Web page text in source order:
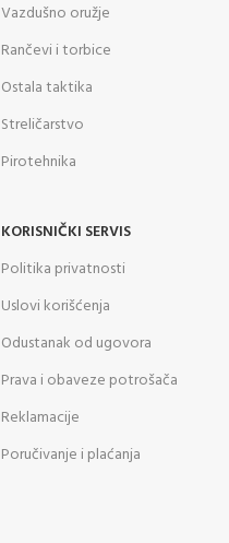
Vazdušno oružje
Rančevi i torbice
Ostala taktika
Streličarstvo
Pirotehnika
KORISNIČKI SERVIS
Politika privatnosti
Uslovi korišćenja
Odustanak od ugovora
Prava i obaveze potrošača
Reklamacije
Poručivanje i plaćanja